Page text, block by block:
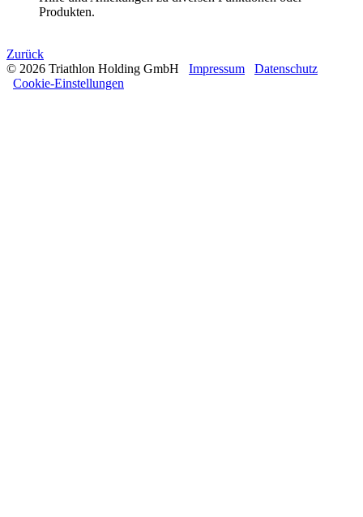
Produkten.
Zurück
© 2026 Triathlon Holding GmbH Impressum
Datenschutz
Cookie-Einstellungen